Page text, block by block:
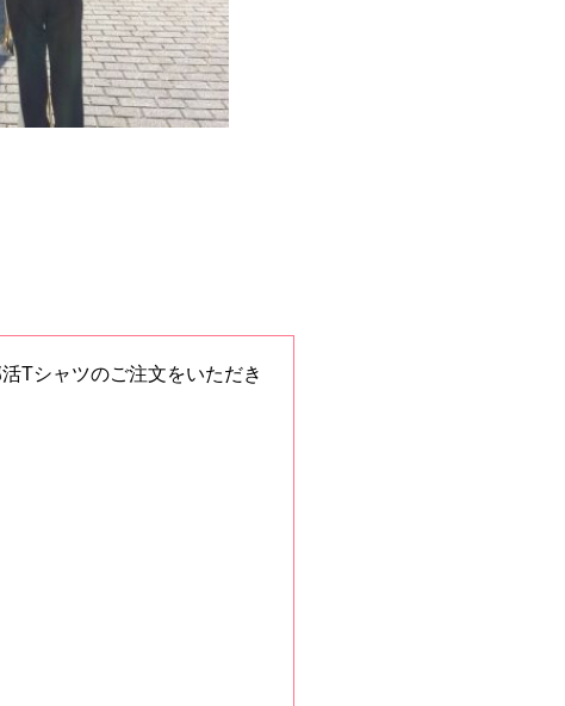
Tシャツのご注文をいただき